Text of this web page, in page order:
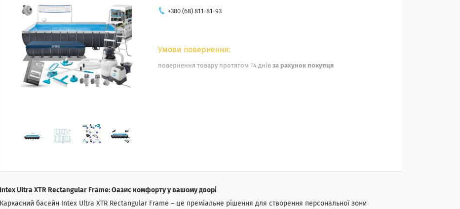
+380 (68) 811-81-93
повернення товару протягом 14 днів за рахунок покупця
Intex Ultra XTR Rectangular Frame: Оазис комфорту у вашому дворі
Каркасний басейн Intex Ultra XTR Rectangular Frame – це преміальне рішення для створення персональної зони